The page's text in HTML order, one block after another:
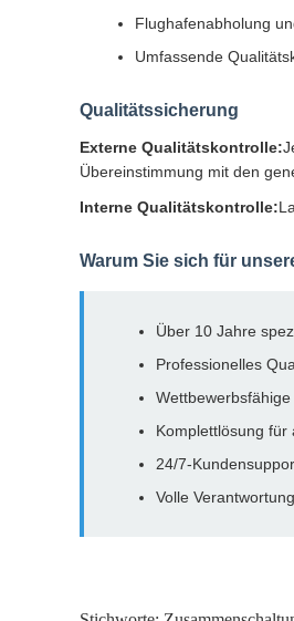
Flughafenabholung
Umfassende
Qualitätssicherung
Externe Qualitätskontrolle:
Übereinstimmung mit den
Interne Qualitätskontrolle:
Warum Sie sich für
Über 10 Jahre
Professionelles
Komplettlösung für
24/7-
Volle